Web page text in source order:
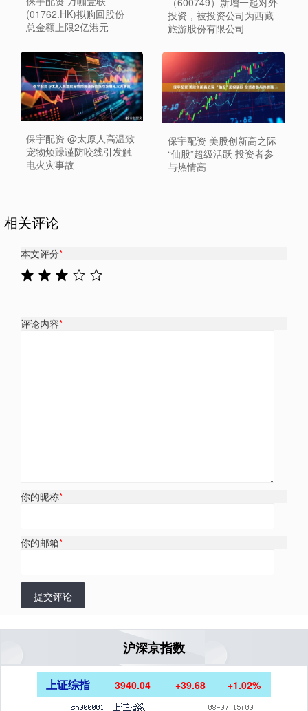
(01762.HK)拟购回股份
总金额上限2亿港元
投资，被投资公司为西藏
旅游股份有限公司
保宇配资 @太原人高温致
宠物烦躁谨防咬线引发触
电火灾事故
保宇配资 美股创新高之际
“仙股”超级活跃 投资者参
与热情高
相关评论
本文评分*
评论内容*
你的昵称*
你的邮箱*
提交评论
沪深京指数
上证综指 3940.04 +39.68 +1.02%